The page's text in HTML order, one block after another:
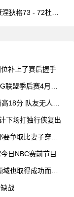
狄格73 - 72杜克
补上了赛后握手
联盟季后赛4月开
18分 队友无人上
下场打独行侠复出
争取比妻子穿得
日NBC赛前节目
也取得成功而自
战